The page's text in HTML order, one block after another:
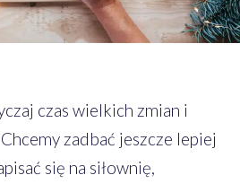
czas wielkich zmian i
zadbać jeszcze lepiej
się na siłownię,